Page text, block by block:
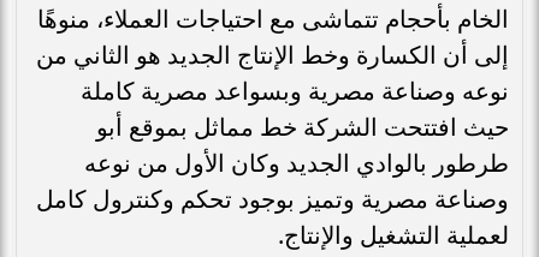
الخام بأحجام تتماشى مع احتياجات العملاء، منوهًا
إلى أن الكسارة وخط الإنتاج الجديد هو الثاني من
نوعه وصناعة مصرية وبسواعد مصرية كاملة
حيث افتتحت الشركة خط مماثل بموقع أبو
طرطور بالوادي الجديد وكان الأول من نوعه
وصناعة مصرية وتميز بوجود تحكم وكنترول كامل
لعملية التشغيل والإنتاج.